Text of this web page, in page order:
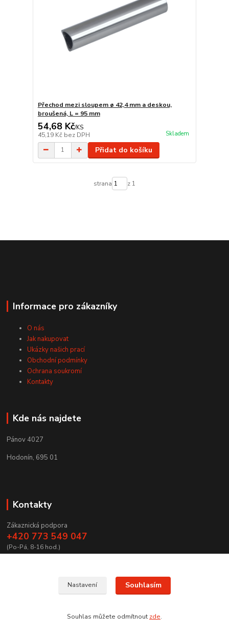
Přechod mezi sloupem ø 42,4 mm a deskou,
broušená, L = 95 mm
54,68 Kč/KS
45,19 Kč bez DPH Skladem
Přidat do košíku
strana z 1
Informace pro zákazníky
O nás
Jak nakupovat
Ukázky našich prací
Obchodní podmínky
Ochrana soukromí
Kontakty
Kde nás najdete
Pánov 4027
Hodonín, 695 01
Kontakty
Zákaznická podpora
+420 773 549 047
(Po-Pá, 8-16 hod.)
Nastavení Souhlasím
Souhlas můžete odmítnout zde.